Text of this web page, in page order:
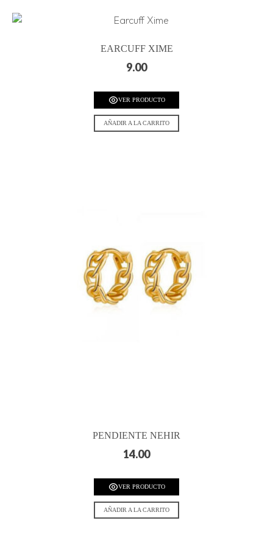
EARCUFF XIME
9.00
VER PRODUCTO
AÑADIR A LA CARRITO
PENDIENTE NEHIR
14.00
VER PRODUCTO
AÑADIR A LA CARRITO